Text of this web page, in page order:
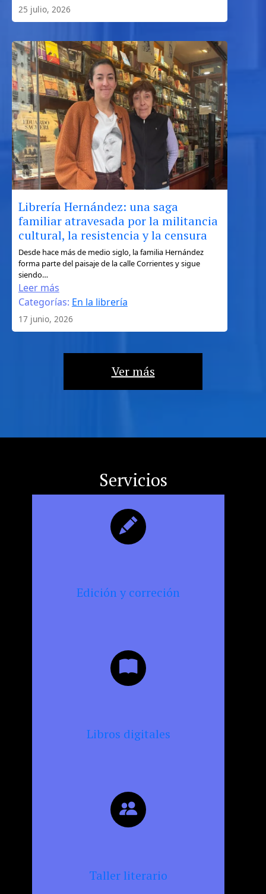
un
la
Odisea?
El
viaje
de
Ulises
entre
la
geografía,
el
mito
y
el
turismo
literario
25 julio, 2026
Librería Hernández: una saga
familiar atravesada por la militancia
cultural, la resistencia y la censura
Desde hace más de medio siglo, la familia Hernández
forma parte del paisaje de la calle Corrientes y sigue
siendo…
Leer más
:
Librería
Hernández:
una
familiar
y
Categorías: En la librería
17 junio, 2026
Ver más
Servicios
Edición y correción
Libros digitales
Taller literario